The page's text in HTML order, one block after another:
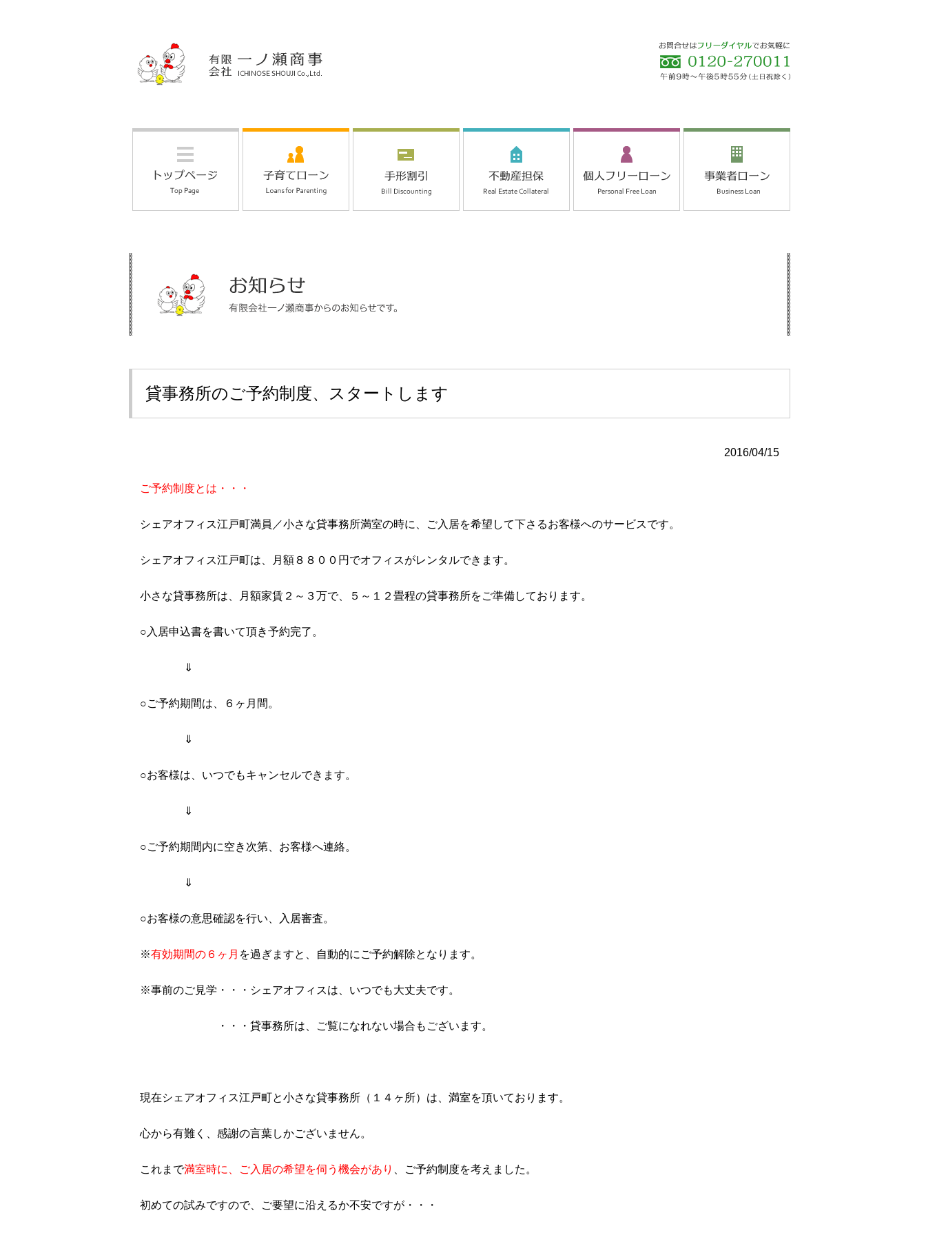
貸事務所のご予約制度、スタートします
2016/04/15
ご予約制度とは・・・
シェアオフィス江戸町満員／小さな貸事務所満室の時に、ご入居を希望して下さるお客様へのサービスです。
シェアオフィス江戸町は、月額８８００円でオフィスがレンタルできます。
小さな貸事務所は、月額家賃２～３万で、５～１２畳程の貸事務所をご準備しております。
○入居申込書を書いて頂き予約完了。
⇓
○ご予約期間は、６ヶ月間。
⇓
○お客様は、いつでもキャンセルできます。
⇓
○ご予約期間内に空き次第、お客様へ連絡。
⇓
○お客様の意思確認を行い、入居審査。
※有効期間の６ヶ月 を過ぎますと、自動的にご予約解除となります。
※事前のご見学・・・シェアオフィスは、いつでも大丈夫です。
・・・貸事務所は、ご覧になれない場合もございます。
現在シェアオフィス江戸町と小さな貸事務所（１４ヶ所）は、満室を頂いております。
心から有難く、感謝の言葉しかございません。
これまで満室時に、ご入居の希望を伺う機会があり 、ご予約制度を考えました。
初めての試みですので、ご要望に沿えるか不安ですが・・・